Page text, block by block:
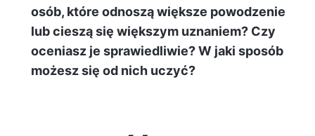
osób, które odnoszą większe powodzenie
lub cieszą się większym uznaniem? Czy
oceniasz je sprawiedliwie? W jaki sposób
możesz się od nich uczyć?